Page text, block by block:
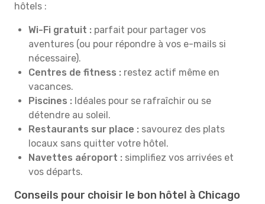
hôtels :
Wi-Fi gratuit : parfait pour partager vos
aventures (ou pour répondre à vos e-mails si
nécessaire).
Centres de fitness : restez actif même en
vacances.
Piscines : Idéales pour se rafraîchir ou se
détendre au soleil.
Restaurants sur place : savourez des plats
locaux sans quitter votre hôtel.
Navettes aéroport : simplifiez vos arrivées et
vos départs.
Conseils pour choisir le bon hôtel à Chicago